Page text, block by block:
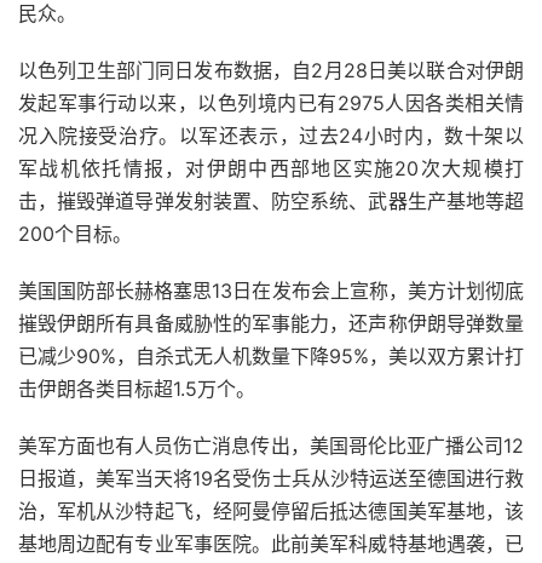
民众。
以色列卫生部门同日发布数据，自2月28日美以联合对伊朗
发起军事行动以来，以色列境内已有2975人因各类相关情
况入院接受治疗。以军还表示，过去24小时内，数十架以
军战机依托情报，对伊朗中西部地区实施20次大规模打
击，摧毁弹道导弹发射装置、防空系统、武器生产基地等超
200个目标。
美国国防部长赫格塞思13日在发布会上宣称，美方计划彻底
摧毁伊朗所有具备威胁性的军事能力，还声称伊朗导弹数量
已减少90%，自杀式无人机数量下降95%，美以双方累计打
击伊朗各类目标超1.5万个。
美军方面也有人员伤亡消息传出，美国哥伦比亚广播公司12
日报道，美军当天将19名受伤士兵从沙特运送至德国进行救
治，军机从沙特起飞，经阿曼停留后抵达德国美军基地，该
基地周边配有专业军事医院。此前美军科威特基地遇袭，已